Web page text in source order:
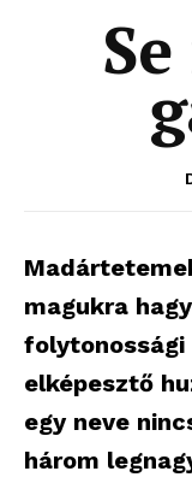
magukra
folytonossági
elképesztő
egy neve
három